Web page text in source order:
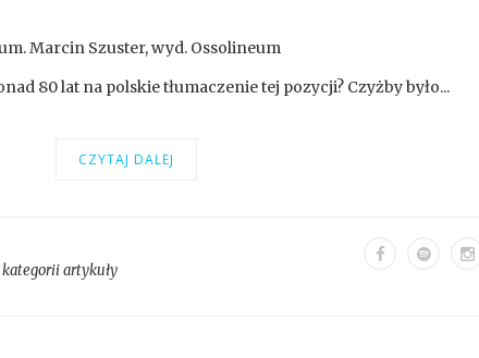
Marcin Szuster, wyd. Ossolineum
80 lat na polskie tłumaczenie tej pozycji? Czyżby było...
CZYTAJ DALEJ
kategoriiartykuły